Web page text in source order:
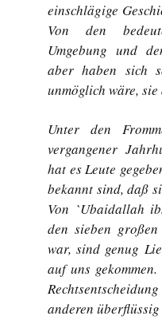
einschlägige
Von den
Umgebung und
aber haben sich
unmöglich wäre,
Unter den
vergangener
hat es Leute
bekannt sind, daß
Von `Ubaidallah
den sieben großen
war, sind genug
auf uns
anderen